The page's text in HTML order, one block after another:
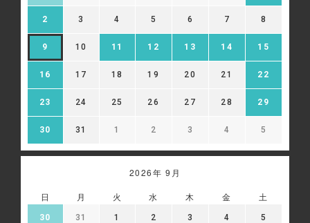
2 3 4 5 6 7 8
9 10 11 12 13 14 15
16 17 18 19 20 21 22
23 24 25 26 27 28 29
30 31 1 2 3 4 5
2026年 9月
日 月 火 水 木 金 土
30 31 1 2 3 4 5